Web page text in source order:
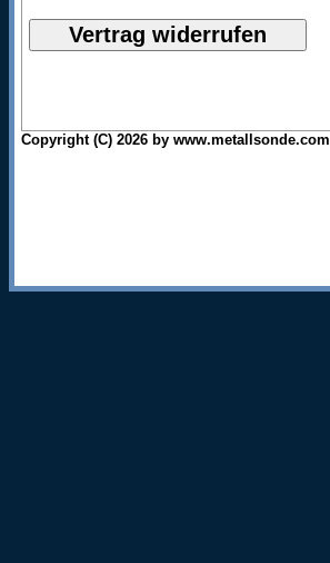
Copyright (C) 2026 by www.metallsonde.com